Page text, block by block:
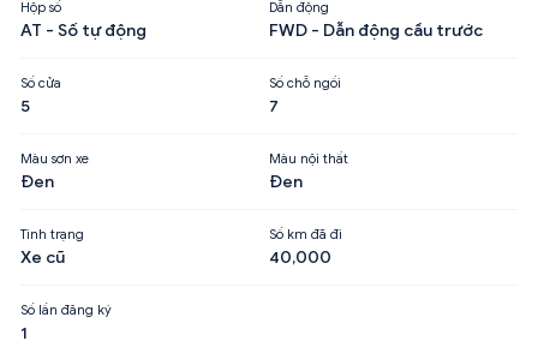
Hộp số
AT - Số tự động
Dẫn động
FWD - Dẫn động cầu trước
Số cửa
5
Số chỗ ngồi
7
Màu sơn xe
Đen
Màu nội thất
Đen
Tình trạng
Xe cũ
Số km đã đi
40,000
Số lần đăng ký
1